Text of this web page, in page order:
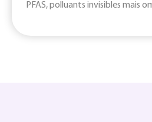
PFAS, polluants invisibles mais